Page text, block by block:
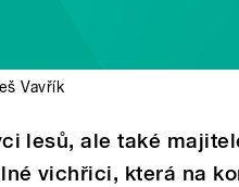
Vavřík
lesů, ale také
vichřici, která na